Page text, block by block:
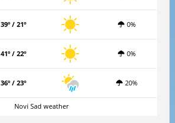
39º / 21º 0%
41º / 22º 0%
36º / 23º 20%
Novi Sad weather